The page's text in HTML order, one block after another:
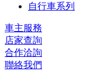
自行車系列
車主服務
店家查詢
合作洽詢
聯絡我們